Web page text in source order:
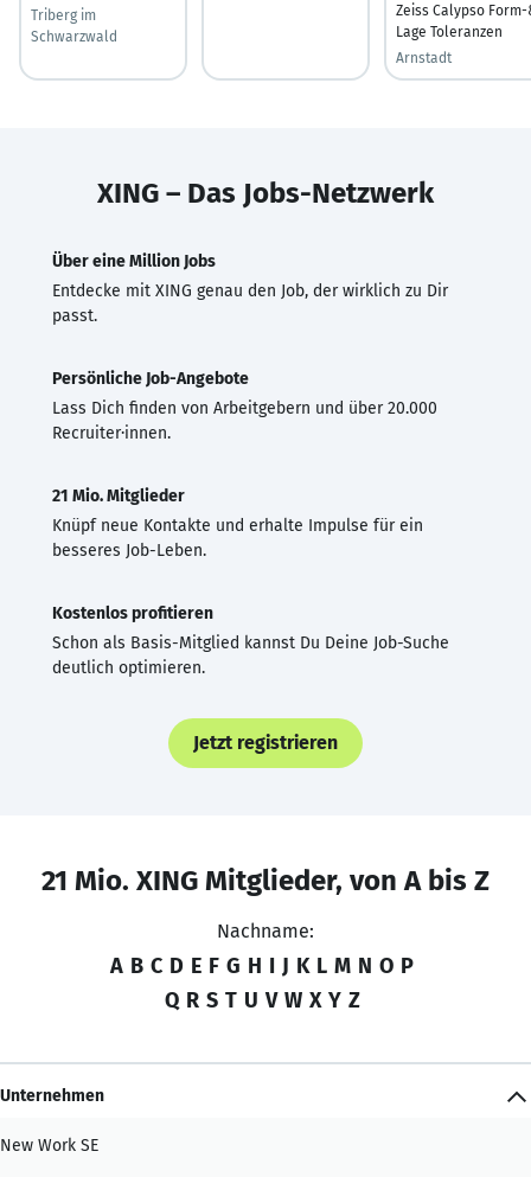
Triberg im
Schwarzwald
Zeiss Calypso Form-
Lage Toleranzen
Arnstadt
XING – Das Jobs-Netzwerk
Über eine Million Jobs
Entdecke mit XING genau den Job, der wirklich zu Dir
passt.
Persönliche Job-Angebote
Lass Dich finden von Arbeitgebern und über 20.000
Recruiter·innen.
21 Mio. Mitglieder
Knüpf neue Kontakte und erhalte Impulse für ein
besseres Job-Leben.
Kostenlos profitieren
Schon als Basis-Mitglied kannst Du Deine Job-Suche
deutlich optimieren.
Jetzt registrieren
21 Mio. XING Mitglieder, von A bis Z
Nachname:
A B C D E F G H I J K L M N O P
Q R S T U V W X Y Z
Unternehmen
New Work SE